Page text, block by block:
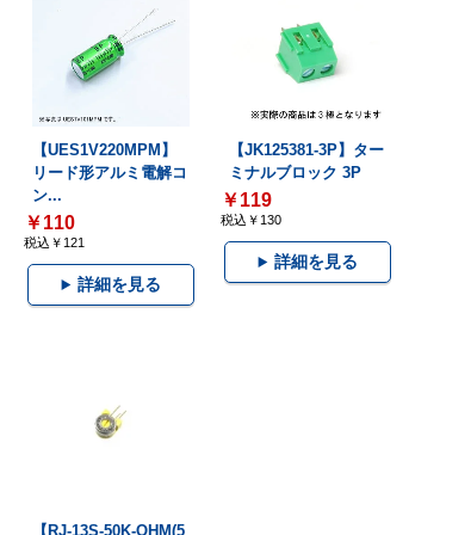
【UES1V220MPM】
リード形アルミ電解コ
ン...
￥110
税込￥121
詳細を見る
【JK125381-3P】ター
ミナルブロック 3P
￥119
税込￥130
詳細を見る
【RJ-13S-50K-OHM(5